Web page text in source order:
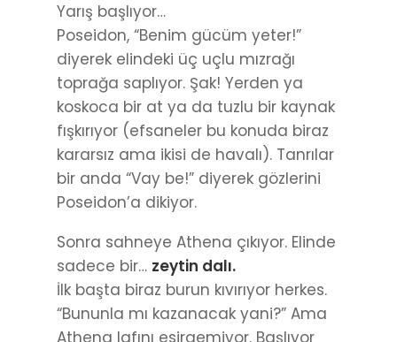
Yarış başlıyor…
Poseidon, “Benim gücüm yeter!”
diyerek elindeki üç uçlu mızrağı
toprağa saplıyor. Şak! Yerden ya
koskoca bir at ya da tuzlu bir kaynak
fışkırıyor (efsaneler bu konuda biraz
kararsız ama ikisi de havalı). Tanrılar
bir anda “Vay be!” diyerek gözlerini
Poseidon’a dikiyor.
Sonra sahneye Athena çıkıyor. Elinde
sadece bir… zeytin dalı.
İlk başta biraz burun kıvırıyor herkes.
“Bununla mı kazanacak yani?” Ama
Athena lafını esirgemiyor. Başlıyor